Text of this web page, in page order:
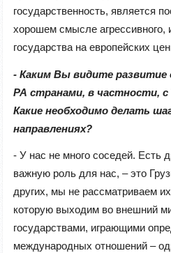
государственность, является
хорошем смысле агрессивного,
государства на европейских
- Каким Вы видите развитие
РА странами, в частности, с
Какие необходимо делать
направлениях?
- У нас не много соседей. Есть
важную роль для нас, – это
других, мы не рассматриваем
которую выходим во внешний
государствами, играющими
международных отношений –